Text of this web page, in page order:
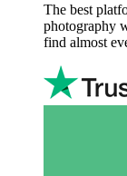
The best
photography
find almost